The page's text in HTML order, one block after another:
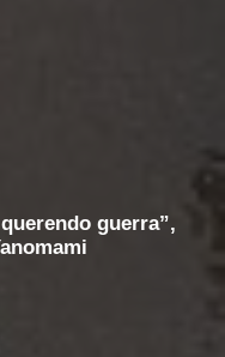
guerra”,